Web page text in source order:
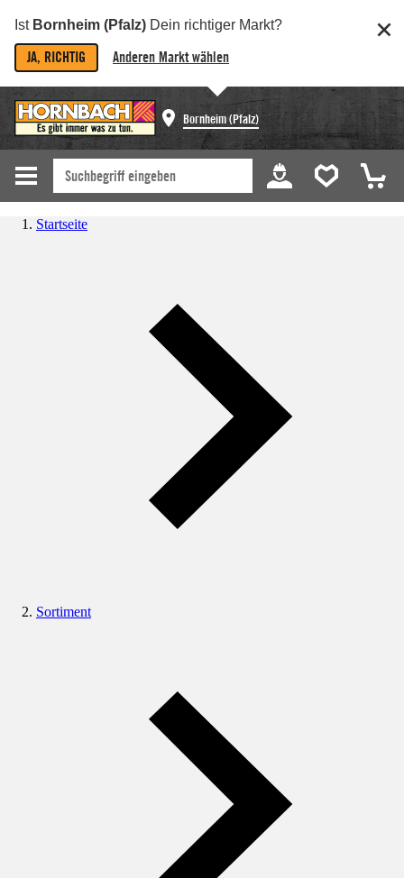
Ist Bornheim (Pfalz) Dein richtiger Markt?
JA, RICHTIG Anderen Markt wählen
Bornheim (Pfalz)
Startseite
Sortiment